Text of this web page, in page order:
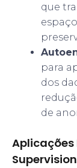
que
para
dos
de
Aplicações